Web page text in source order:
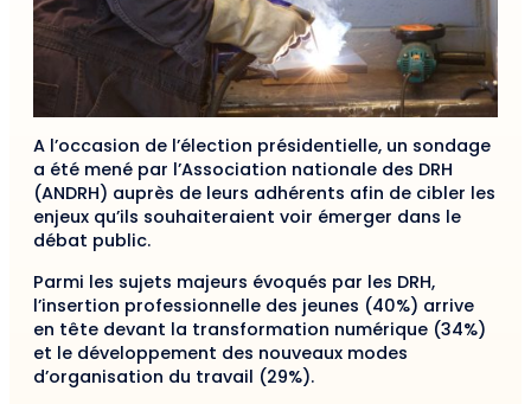
A l’occasion de l’élection présidentielle, un sondage
a été mené par l’Association nationale des DRH
(ANDRH) auprès de leurs adhérents afin de cibler les
enjeux qu’ils souhaiteraient voir émerger dans le
débat public.
Parmi les sujets majeurs évoqués par les DRH,
l’insertion professionnelle des jeunes (40%) arrive
en tête devant la transformation numérique (34%)
et le développement des nouveaux modes
d’organisation du travail (29%).